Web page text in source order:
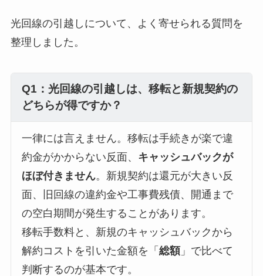
光回線の引越しについて、よく寄せられる質問を
整理しました。
Q1：光回線の引越しは、移転と新規契約の
どちらが得ですか？
一律には言えません。移転は手続きが楽で違
約金がかからない反面、 キャッシュバックが
ほぼ付きません。新規契約は還元が大きい反
面、旧回線の違約金や工事費残債、開通まで
の空白期間が発生することがあります。
移転手数料と、新規のキャッシュバックから
解約コストを引いた金額を「 総額」で比べて
判断するのが基本です。